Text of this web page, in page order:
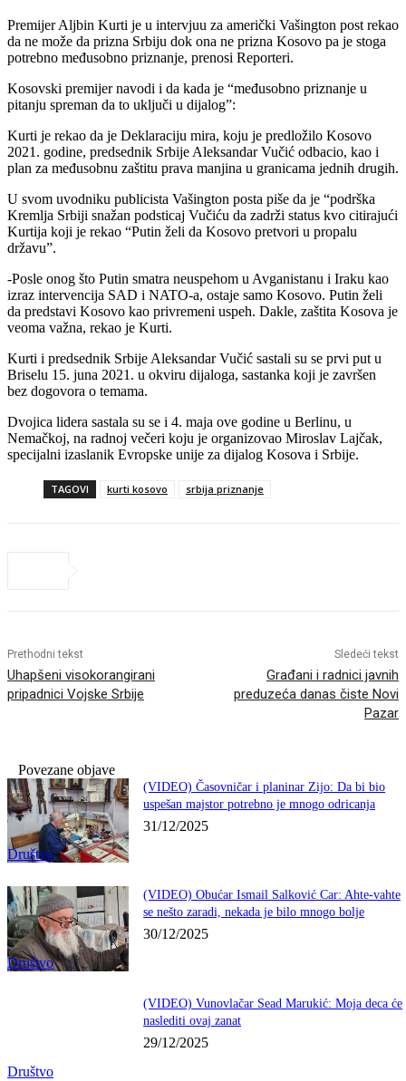
Premijer Aljbin Kurti je u intervjuu za američki Vašington post rekao
da ne može da prizna Srbiju dok ona ne prizna Kosovo pa je stoga
potrebno međusobno priznanje, prenosi Reporteri.
Kosovski premijer navodi i da kada je “međusobno priznanje u
pitanju spreman da to uključi u dijalog”:
Kurti je rekao da je Deklaraciju mira, koju je predložilo Kosovo
2021. godine, predsednik Srbije Aleksandar Vučić odbacio, kao i
plan za međusobnu zaštitu prava manjina u granicama jednih drugih.
U svom uvodniku publicista Vašington posta piše da je “podrška
Kremlja Srbiji snažan podsticaj Vučiću da zadrži status kvo citirajući
Kurtija koji je rekao “Putin želi da Kosovo pretvori u propalu
državu”.
-Posle onog što Putin smatra neuspehom u Avganistanu i Iraku kao
izraz intervencija SAD i NATO-a, ostaje samo Kosovo. Putin želi
da predstavi Kosovo kao privremeni uspeh. Dakle, zaštita Kosova je
veoma važna, rekao je Kurti.
Kurti i predsednik Srbije Aleksandar Vučić sastali su se prvi put u
Briselu 15. juna 2021. u okviru dijaloga, sastanka koji je završen
bez dogovora o temama.
Dvojica lidera sastala su se i 4. maja ove godine u Berlinu, u
Nemačkoj, na radnoj večeri koju je organizovao Miroslav Lajčak,
specijalni izaslanik Evropske unije za dijalog Kosova i Srbije.
TAGOVI kurti kosovo srbija priznanje
Prethodni tekst
Uhapšeni visokorangirani
pripadnici Vojske Srbije
Sledeći tekst
Građani i radnici javnih
preduzeća danas čiste Novi
Pazar
Povezane objave
Društvo
(VIDEO) Časovničar i planinar Zijo: Da bi bio
uspešan majstor potrebno je mnogo odricanja
31/12/2025
Društvo
(VIDEO) Obućar Ismail Salković Car: Ahte-vahte
se nešto zaradi, nekada je bilo mnogo bolje
30/12/2025
Društvo
(VIDEO) Vunovlačar Sead Marukić: Moja deca će
naslediti ovaj zanat
29/12/2025